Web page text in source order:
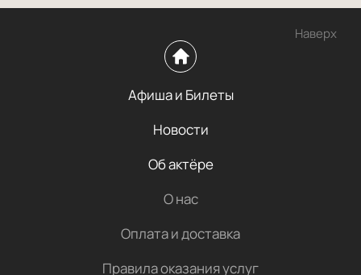
Наверх
Афиша и Билеты
Новости
Об актёре
О нас
Оплата и доставка
Правила оказания услуг